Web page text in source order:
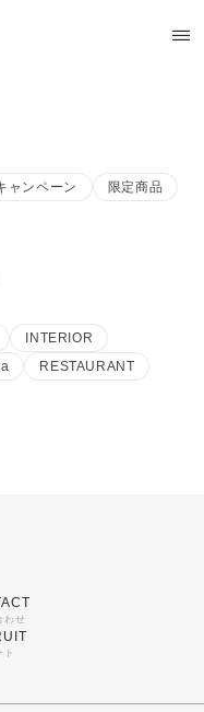
ャンペーン
限定商品
INTERIOR
RESTAURANT
わせ
ト